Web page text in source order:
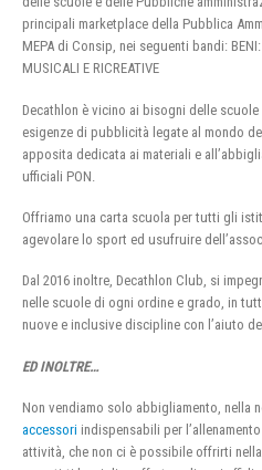
principali marketplace della Pubblica
MEPA di Consip, nei seguenti bandi: BENI:
MUSICALI E RICREATIVE
Decathlon è vicino ai bisogni delle
esigenze di pubblicità legate al mondo
apposita dedicata ai materiali e
ufficiali PON.
Offriamo una carta scuola per tutti gli
agevolare lo sport ed usufruire
Dal 2016 inoltre, Decathlon Club, si
nelle scuole di ogni ordine e grado, in
nuove e inclusive discipline con l’aiuto
ED INOLTRE…
Non vendiamo solo abbigliamento, nella
accessori indispensabili per
attività, che non ci è possibile offrirti